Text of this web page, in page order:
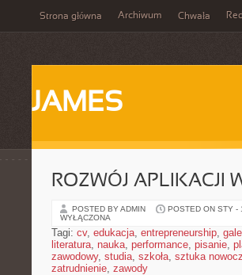
Strona główna Archiwum Chwała
JAMES
ROZWÓJ APLIKACJI
POSTED BY ADMIN POSTED ON STY -
WYŁĄCZONA
Tagi: cv, edukacja, entrepreneurship,
literatura, nauka, performance, pisanie,
zawodowy, studia, szkoła, sztuka
zatrudnienie, zawody